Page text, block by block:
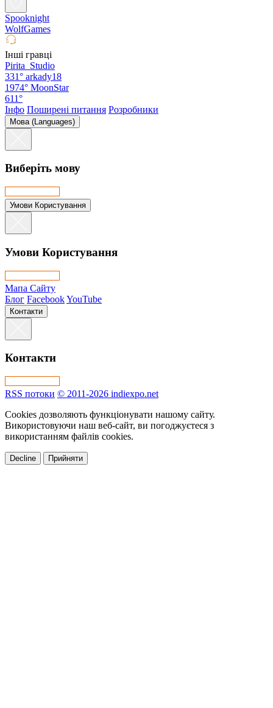
Spooknight
WolfGames
Інші гравці
Pirita_Studio
331° arkady18
1974° MoonStar
611°
Інфо Поширені питання Розробники
Мова (Languages)
Виберіть мову
Умови Користування
Умови Користування
Мапа Сайту
Блог FacebookYouTube
Контакти
Контакти
RSS потоки © 2011-2026 indiexpo.net
Cookies дозволяють функціонувати нашому сайту.
Використовуючи наш веб-сайт, ви погоджуєтеся з
використанням файлів cookies.
Decline Прийняти